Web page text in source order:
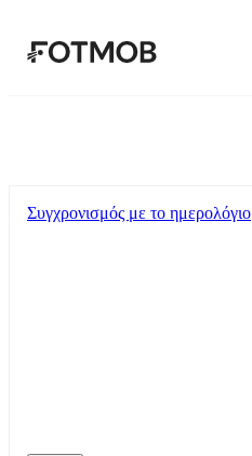
Συγχρονισμός με το ημερολόγιο